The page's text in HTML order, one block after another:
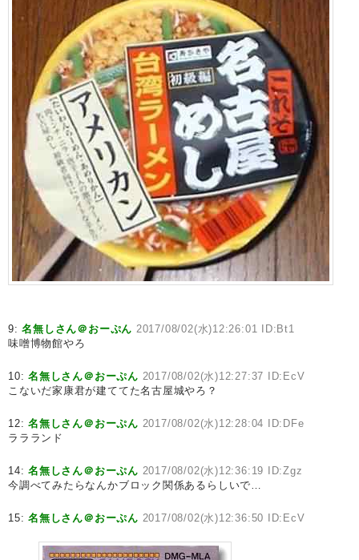
9:名無しさん＠おーぷん 2017/08/02(水)12:26:01 ID:Bt1
味噌博物館やろ
10:名無しさん＠おーぷん 2017/08/02(水)12:27:37 ID:EcV
こないだ家康君が建ててた名古屋城やろ？
12:名無しさん＠おーぷん 2017/08/02(水)12:28:04 ID:DFe
ララランド
14:名無しさん＠おーぷん 2017/08/02(水)12:36:19 ID:Zgz
今調べてみたらなんかブロック関係あるらしいで…
15:名無しさん＠おーぷん 2017/08/02(水)12:36:50 ID:EcV